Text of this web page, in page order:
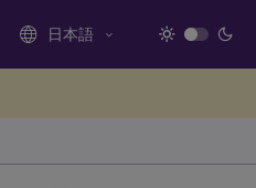
日本語